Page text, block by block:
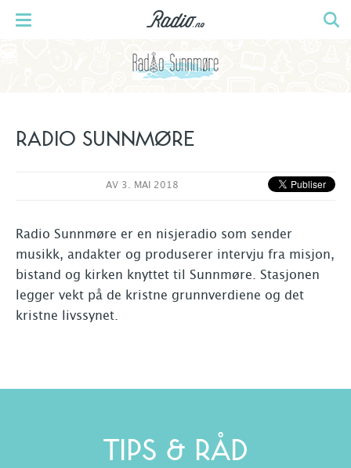
RADIO SUNNMØRE
AV 3. MAI 2018
Radio Sunnmøre er en nisjeradio som sender
musikk, andakter og produserer intervju fra misjon,
bistand og kirken knyttet til Sunnmøre. Stasjonen
legger vekt på de kristne grunnverdiene og det
kristne livssynet.
TIPS & RÅD